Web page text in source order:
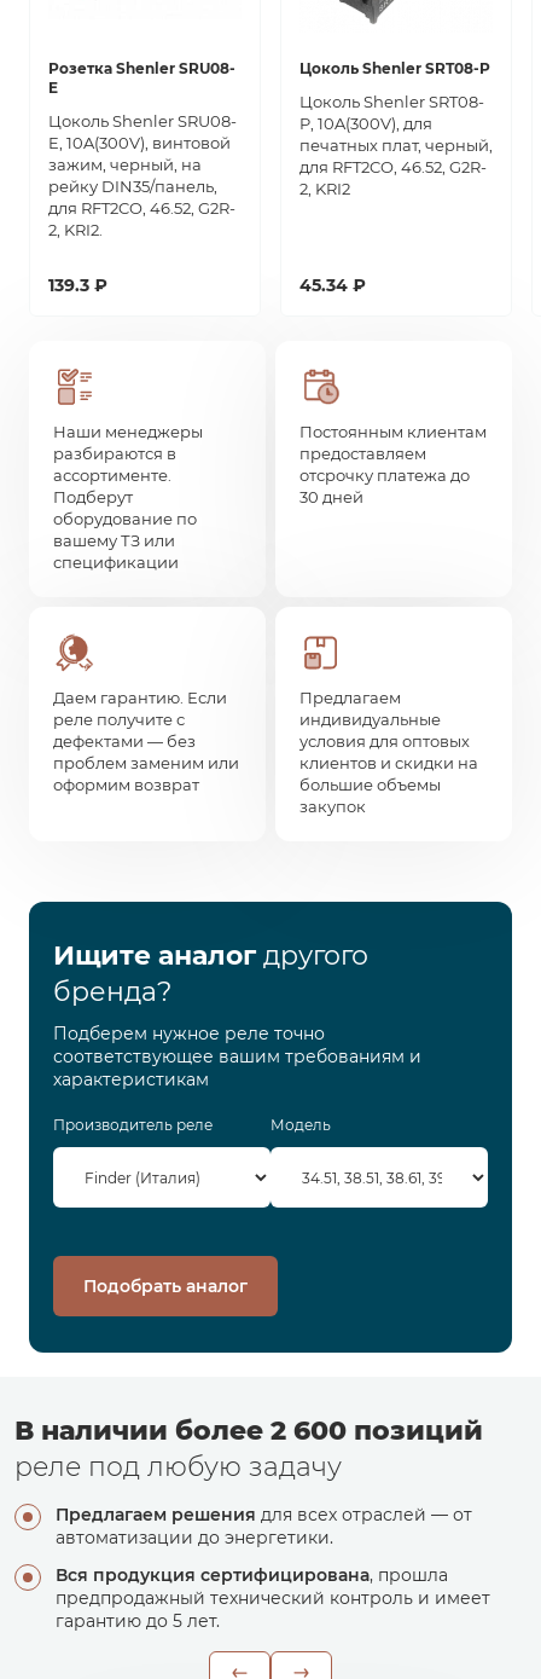
Розетка Shenler SRU08-
E
Цоколь Shenler SRU08-
E, 10A(300V), винтовой
зажим, черный, на
рейку DIN35/панель,
для RFT2CO, 46.52, G2R-
2, KRI2.
139.3 ₽
Цоколь Shenler SRT08-P
Цоколь Shenler SRT08-
P, 10A(300V), для
печатных плат, черный,
для RFT2CO, 46.52, G2R-
2, KRI2
45.34 ₽
Наши менеджеры
разбираются в
ассортименте.
Подберут
оборудование по
вашему ТЗ или
спецификации
Постоянным клиентам
предоставляем
отсрочку платежа до
30 дней
Даем гарантию. Если
реле получите с
дефектами — без
проблем заменим или
оформим возврат
Предлагаем
индивидуальные
условия для оптовых
клиентов и скидки на
большие объемы
закупок
Ищите аналогдругого
бренда?
Подберем нужное реле точно
соответствующее вашим требованиям и
характеристикам
Производитель реле Модель
Подобрать аналог
В наличии более 2 600 позиций
реле под любую задачу
Предлагаем решения для всех отраслей — от
автоматизации до энергетики.
Вся продукция сертифицирована, прошла
предпродажный технический контроль и имеет
гарантию до 5 лет.